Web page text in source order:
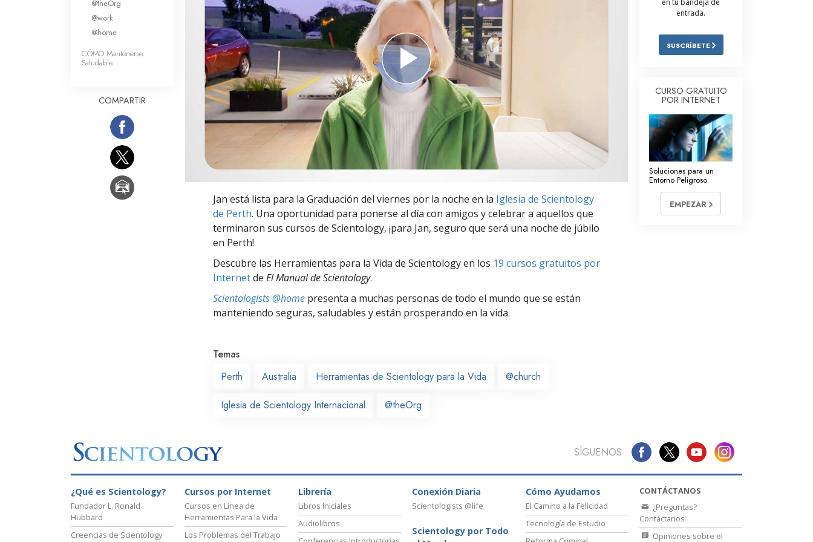
Amor y Odio: ¿Qué es Grandeza?
Respuestas a las Drogas
La Causa de la Supresión
Investigaciones
Los Fundamentos de la Organización
Los Fundamentos de las Relaciones
Objetivos y Metas
Jan está lista para la Graduación del viernes por la noche en la Iglesia de Scientology
de Perth. Una oportunidad para ponerse al día con amigos y celebrar a aquellos que
terminaron sus cursos de Scientology, ¡para Jan, seguro que será una noche de júbilo
en Perth!
Descubre las Herramientas para la Vida de Scientology en los 19 cursos gratuitos por
Internetde El Manual de Scientology.
Scientologists @home presenta a muchas personas de todo el mundo que se están
manteniendo seguras, saludables y están prosperando en la vida.
Temas
Perth
Australia Herramientas de Scientology para la Vida @church
Iglesia de Scientology Internacional @theOrg
@theOrg
@work
@home
CÓMO Mantenerse
Saludable
COMPARTIR
en tu bandeja de
entrada.
SUSCRÍBETE
CURSO GRATUITO
POR INTERNET
Soluciones para un
Entorno Peligroso
EMPEZAR
SÍGUENOS
¿Qué es Scientology?
Fundador L. Ronald
Hubbard
Creencias de Scientology
Cursos por Internet
Cursos en Línea de
Herramientas Para la Vida
Los Problemas del Trabajo
Librería
Libros Iniciales
Audiolibros
Conexión Diaria
Scientologists @life
Scientology por Todo
Cómo Ayudamos
El Camino a la Felicidad
Tecnología de Estudio
CONTÁCTANOS
¿Preguntas?
Contáctanos
Opiniones sobre el